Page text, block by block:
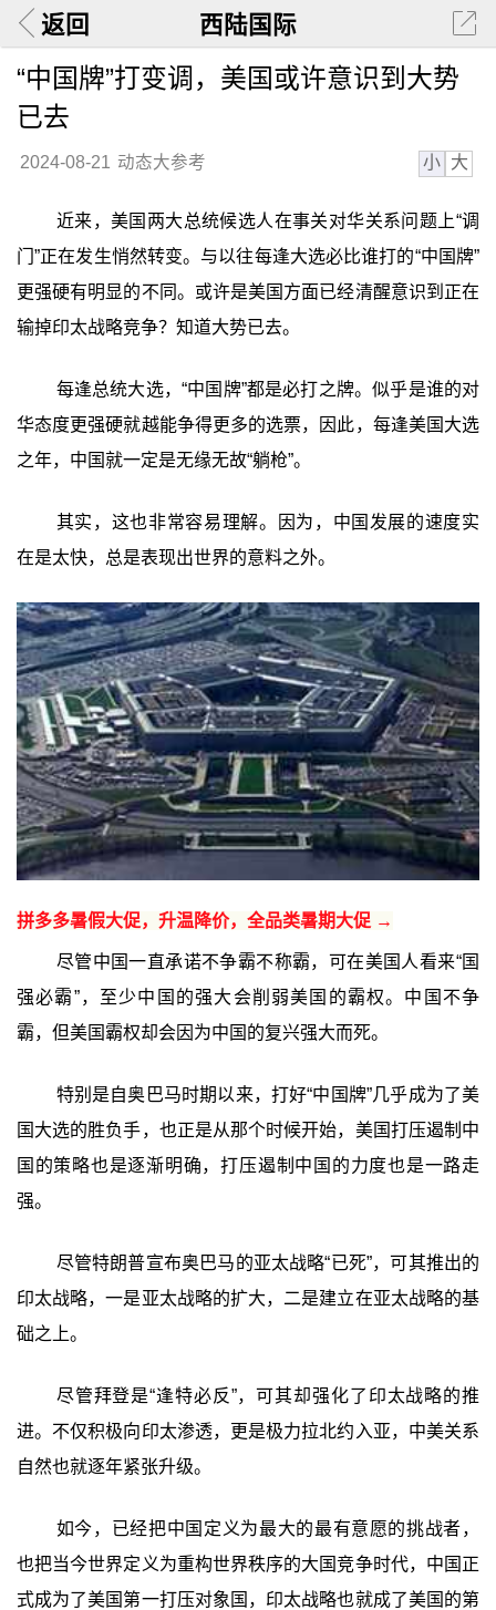
返回 西陆国际
“中国牌”打变调，美国或许意识到大势
已去
2024-08-21 动态大参考 小 大
近来，美国两大总统候选人在事关对华关系问题上“调
门”正在发生悄然转变。与以往每逢大选必比谁打的“中国牌”
更强硬有明显的不同。或许是美国方面已经清醒意识到正在
输掉印太战略竞争？知道大势已去。
每逢总统大选，“中国牌”都是必打之牌。似乎是谁的对
华态度更强硬就越能争得更多的选票，因此，每逢美国大选
之年，中国就一定是无缘无故“躺枪”。
其实，这也非常容易理解。因为，中国发展的速度实
在是太快，总是表现出世界的意料之外。
拼多多暑假大促，升温降价，全品类暑期大促 →
尽管中国一直承诺不争霸不称霸，可在美国人看来“国
强必霸”，至少中国的强大会削弱美国的霸权。中国不争
霸，但美国霸权却会因为中国的复兴强大而死。
特别是自奥巴马时期以来，打好“中国牌”几乎成为了美
国大选的胜负手，也正是从那个时候开始，美国打压遏制中
国的策略也是逐渐明确，打压遏制中国的力度也是一路走
强。
尽管特朗普宣布奥巴马的亚太战略“已死”，可其推出的
印太战略，一是亚太战略的扩大，二是建立在亚太战略的基
础之上。
尽管拜登是“逢特必反”，可其却强化了印太战略的推
进。不仅积极向印太渗透，更是极力拉北约入亚，中美关系
自然也就逐年紧张升级。
如今，已经把中国定义为最大的最有意愿的挑战者，
也把当今世界定义为重构世界秩序的大国竞争时代，中国正
式成为了美国第一打压对象国，印太战略也就成了美国的第